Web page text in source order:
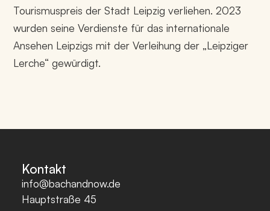
Tourismuspreis der Stadt Leipzig verliehen. 2023
wurden seine Verdienste für das internationale
Ansehen Leipzigs mit der Verleihung der „Leipziger
Lerche“ gewürdigt.
Kontakt
info@bachandnow.de
Hauptstraße 45